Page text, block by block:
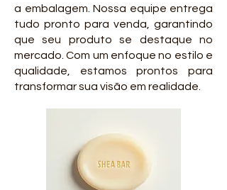
a embalagem. Nossa equipe entrega
tudo pronto para venda, garantindo
que seu produto se destaque no
mercado. Com um enfoque no estilo e
qualidade, estamos prontos para
transformar sua visão em realidade.